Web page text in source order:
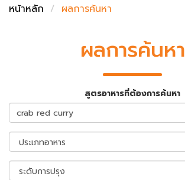
หน้าหลัก
ผลการค้นหา
ผลการค้นหา
สูตรอาหารที่ต้องการค้นหา